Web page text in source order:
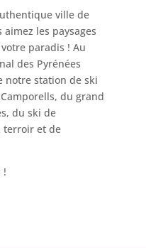
ville de
les paysages
paradis ! Au
des Pyrénées
notre station de ski
du grand
du ski de
terroir et de
!